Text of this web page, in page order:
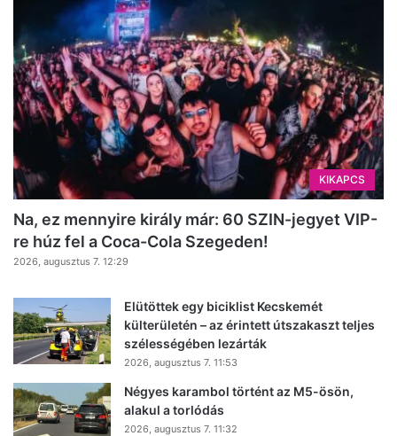
KIKAPCS
Na, ez mennyire király már: 60 SZIN-jegyet VIP-
re húz fel a Coca-Cola Szegeden!
2026, augusztus 7. 12:29
Elütöttek egy biciklist Kecskemét
külterületén – az érintett útszakaszt teljes
szélességében lezárták
2026, augusztus 7. 11:53
Négyes karambol történt az M5-ösön,
alakul a torlódás
2026, augusztus 7. 11:32